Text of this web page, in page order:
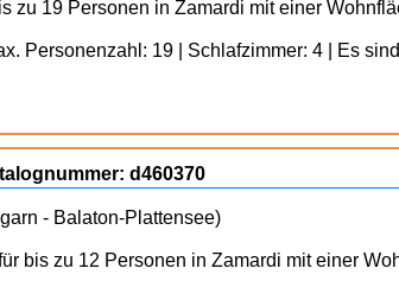
zu 19 Personen in Zamardi mit einer
Personenzahl: 19 | Schlafzimmer: 4 | Es
d460370
- Balaton-Plattensee)
bis zu 12 Personen in Zamardi mit einer